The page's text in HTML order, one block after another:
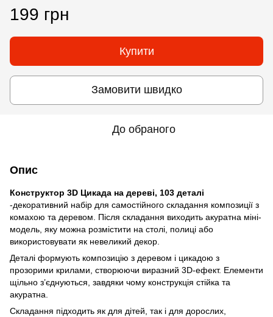
199 грн
Купити
Замовити швидко
До обраного
Опис
Конструктор 3D Цикада на дереві, 103 деталі
-декоративний набір для самостійного складання композиції з
комахою та деревом. Після складання виходить акуратна міні-
модель, яку можна розмістити на столі, полиці або
використовувати як невеликий декор.
Деталі формують композицію з деревом і цикадою з
прозорими крилами, створюючи виразний 3D-ефект. Елементи
щільно з’єднуються, завдяки чому конструкція стійка та
акуратна.
Складання підходить як для дітей, так і для дорослих,